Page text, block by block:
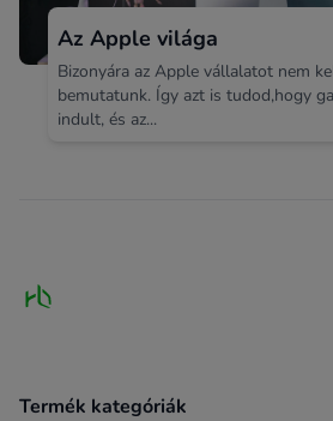
Az Apple világa
Bizonyára az Apple vállalatot nem
bemutatunk. Így azt is tudod,hogy
indult, és az...
Termék kategóriák